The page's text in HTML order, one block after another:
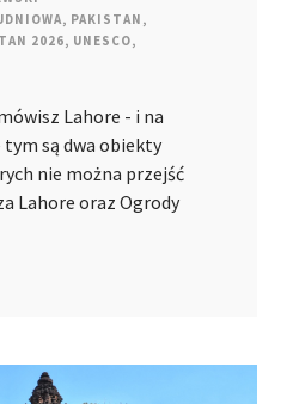
, PAKISTAN ,
2026, UNESCO,
Lahore - i na
są dwa obiekty
nie można przejść
Lahore oraz Ogrody